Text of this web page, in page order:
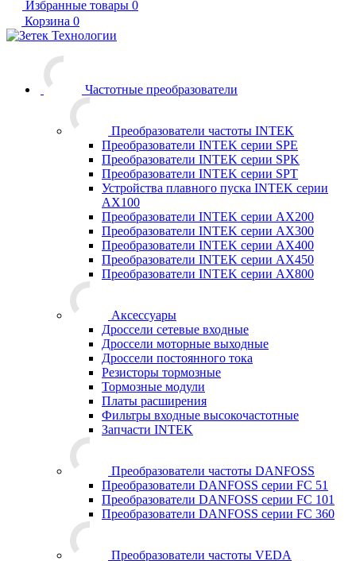
Избранные товары 0
Корзина 0
Частотные преобразователи
Преобразователи частоты INTEK
Преобразователи INTEK серии SPE
Преобразователи INTEK серии SPK
Преобразователи INTEK серии SPT
Устройства плавного пуска INTEK серии
AX100
Преобразователи INTEK серии AX200
Преобразователи INTEK серии AX300
Преобразователи INTEK серии AX400
Преобразователи INTEK серии AX450
Преобразователи INTEK серии AX800
Аксессуары
Дроссели сетевые входные
Дроссели моторные выходные
Дроссели постоянного тока
Резисторы тормозные
Тормозные модули
Платы расширения
Фильтры входные высокочастотные
Запчасти INTEK
Преобразователи частоты DANFOSS
Преобразователи DANFOSS серии FC 51
Преобразователи DANFOSS серии FC 101
Преобразователи DANFOSS серии FC 360
Преобразователи частоты VEDA